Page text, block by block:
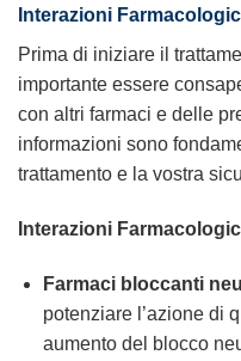
Interazioni
Prima di iniziare il
importante essere
con altri farmaci e delle
informazioni sono
trattamento e la vostra
Interazioni
Farmaci bloccanti
potenziare l’azione di
aumento del blocco